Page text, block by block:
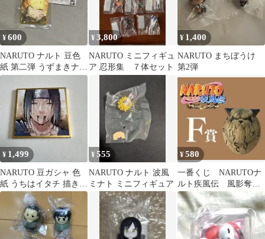
¥600
NARUTO ナルト 豆色
紙 第二弾 うずまきナル
ト
¥3,800
NARUTO ミニフィギュ
ア 忍形集 ７体セット
¥ 1,400
NARUTO まちぼうけ
第2弾
¥ 1,499
NARUTO 豆ガシャ 色
紙 うちはイタチ 描き下
ろし ガチャ バンダイ
¥555
NARUTO ナルト 波風
ミナト ミニフィギュア
¥580
一番くじ NARUTOナ
ルト疾風伝 風影奪還
編 F賞 デスクトップ
フィギュア